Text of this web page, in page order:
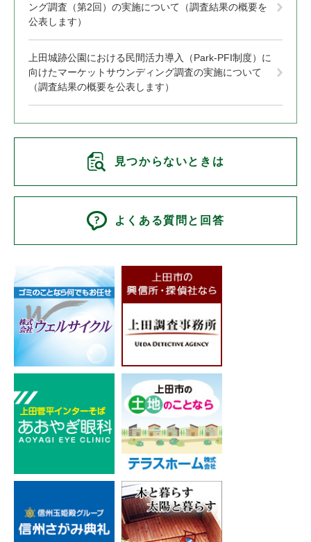
ング調査（第2回）の実施について（調査結果の概要を
公表します）
上田城跡公園における民間活力導入（Park-PFI制度）に
向けたマーケットサウンディング調査の実施について
（調査結果の概要を公表します）
見つからないときは
よくある質問と回答